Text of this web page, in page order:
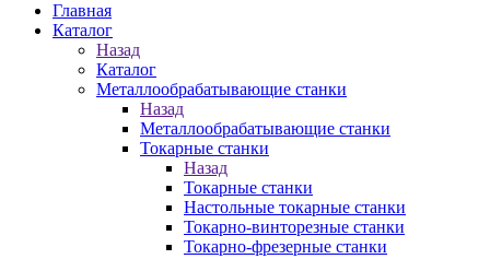
Главная
Каталог
Назад
Каталог
Металлообрабатывающие станки
Назад
Металлообрабатывающие станки
Токарные станки
Назад
Токарные станки
Настольные токарные станки
Токарно-винторезные станки
Токарно-фрезерные станки